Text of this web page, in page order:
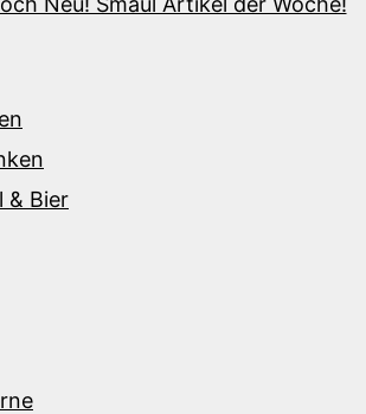
& Bier